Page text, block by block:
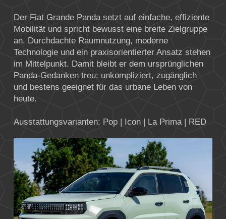
Der Fiat Grande Panda setzt auf einfache, effiziente
Mobilität und spricht bewusst eine breite Zielgruppe
an. Durchdachte Raumnutzung, moderne
Technologie und ein praxisorientierter Ansatz stehen
im Mittelpunkt. Damit bleibt er dem ursprünglichen
Panda-Gedanken treu: unkompliziert, zugänglich
und bestens geeignet für das urbane Leben von
heute.
Ausstattungsvarianten: Pop | Icon | La Prima | RED